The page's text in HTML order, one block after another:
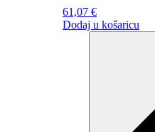
61,07 €
Dodaj u košaricu